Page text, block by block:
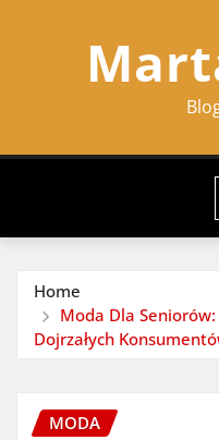
Home
Moda Dla
Dojrzałych
MODA